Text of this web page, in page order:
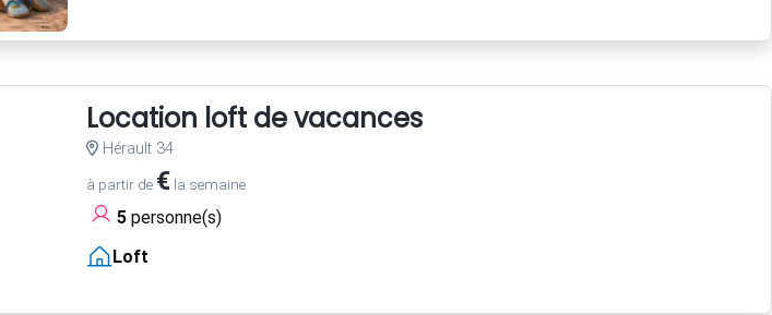
Location loft de vacances
Hérault 34
à partir de €la semaine
5personne(s)
Loft